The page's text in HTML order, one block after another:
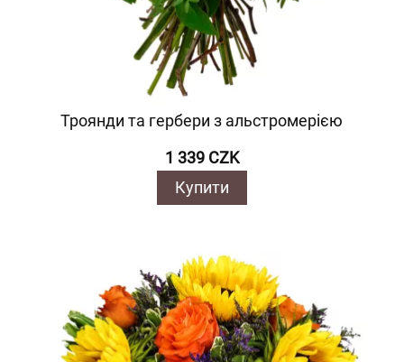
Троянди та гербери з альстромерією
1 339 CZK
Купити